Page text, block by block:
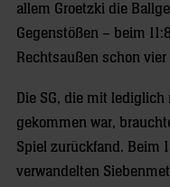
allem Groetzki die
Gegenstößen – beim
Rechtsaußen schon vier
Die SG, die mit
gekommen war,
Spiel zurückfand. Beim
verwandelten